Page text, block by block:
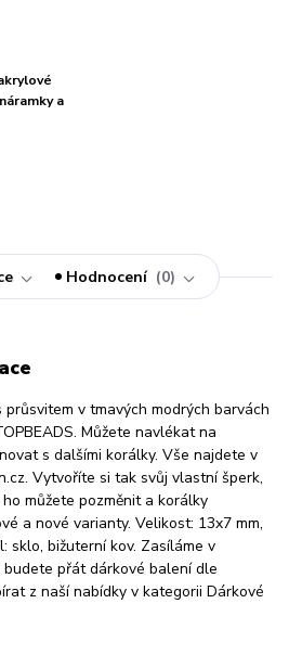
a
Hodnocení 0
v tmavých modrých barvách
Můžete navlékat na
s dalšími korálky. Vše najdete v
Vytvoříte si tak svůj vlastní šperk,
můžete pozměnit a korálky
a nové varianty. Velikost: 13x7 mm,
sklo, bižuterní kov. Zasíláme v
budete přát dárkové balení dle
z naší nabídky v kategorii Dárkové